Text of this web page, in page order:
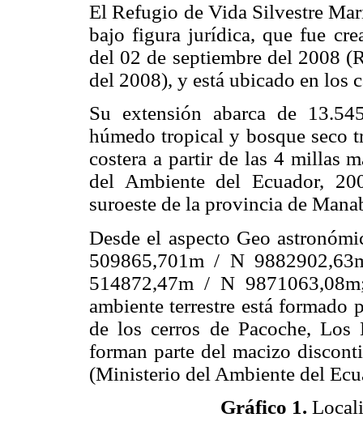
El Refugio de Vida Silvestre
bajo figura jurídica, que fue
del 02 de septiembre del 2008
del 2008), y está ubicado en los
Su extensión abarca de
húmedo tropical y bosque seco
costera a partir de las 4 millas
del Ambiente del Ecuador,
suroeste de la provincia de
Desde el aspecto Geo
509865,701m / N
514872,47m / N
ambiente terrestre está formado
de los cerros de Pacoche,
forman parte del macizo
(Ministerio del Ambiente del
Gráfico 1.